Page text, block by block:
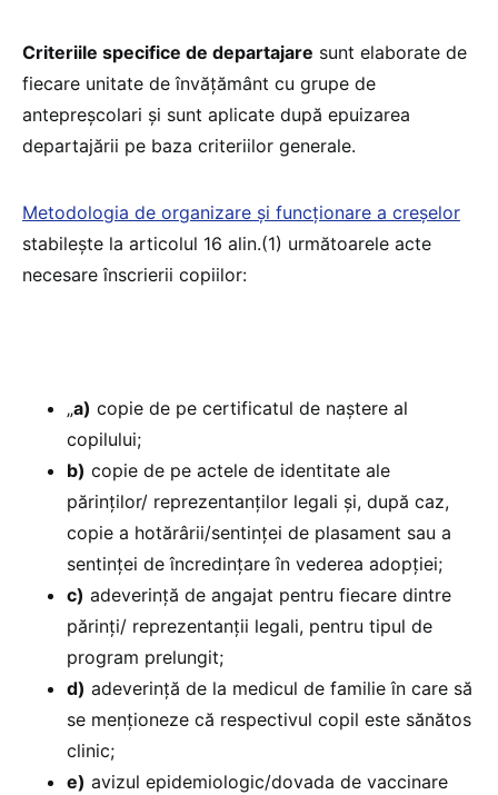
Criteriile specifice de departajare sunt elaborate de
fiecare unitate de învățământ cu grupe de
antepreșcolari și sunt aplicate după epuizarea
departajării pe baza criteriilor generale.
Metodologia de organizare și funcționare a creșelor
stabilește la articolul 16 alin.(1) următoarele acte
necesare înscrierii copiilor:
„a) copie de pe certificatul de naștere al
copilului;
b) copie de pe actele de identitate ale
părinților/ reprezentanților legali și, după caz,
copie a hotărârii/sentinței de plasament sau a
sentinței de încredințare în vederea adopției;
c) adeverință de angajat pentru fiecare dintre
părinți/ reprezentanții legali, pentru tipul de
program prelungit;
d) adeverință de la medicul de familie în care să
se menționeze că respectivul copil este sănătos
clinic;
e) avizul epidemiologic/dovada de vaccinare